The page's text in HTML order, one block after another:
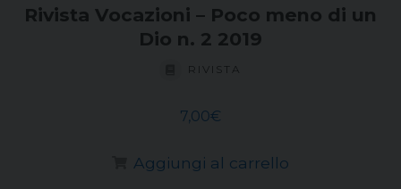
Rivista Vocazioni – Poco meno di un
Dio n. 2 2019
RIVISTA
7,00€
Aggiungi al carrello